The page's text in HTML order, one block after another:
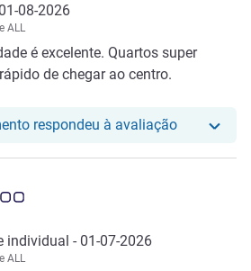
01-08-2026
ALL
é excelente. Quartos super
de chegar ao centro.
respondeu à avaliaçãoO nosso
Avis 2.0/5
individual - 01-07-2026
ALL